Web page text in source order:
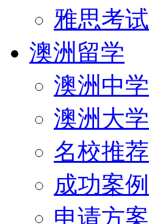
雅思考试
澳洲留学
澳洲中学
澳洲大学
名校推荐
成功案例
申请方案